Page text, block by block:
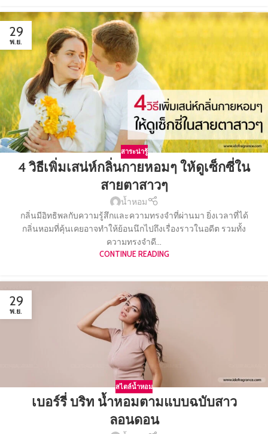
29
พ.ย.
สาระน่ารู้
4 วิธีเพิ่มเสน่ห์กลิ่นกายหอมๆ ให้ดูเซ็กซี่ใน
สายตาสาวๆ
น้ำหอม
กลิ่นมีอิทธิพลกับความรู้สึกและความทรงจำที่ผ่านมา ยิ่งเวลาที่ได้
กลิ่นหอมที่คุ้นเคยอาจทำให้ย้อนนึกไปถึงเรื่องราวในอดีต รวมทั้ง
ความทรงจำดี...
CONTINUE READING
29
พ.ย.
สไตล์น้ำหอม
เบอร์รี่ บริท น้ำหอมตามแบบฉบับสาว
ลอนดอน